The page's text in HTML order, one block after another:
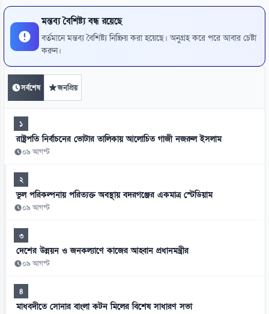
মন্তব্য বৈশিষ্ট্য বন্ধ রয়েছে
বর্তমানে মন্তব্য বৈশিষ্ট্য নিষ্ক্রিয় করা হয়েছে। অনুগ্রহ করে পরে আবার চেষ্টা
করুন।
সর্বশেষ জনপ্রিয়
১
রাষ্ট্রপতি নির্বাচনের ভোটার তালিকায় আলোচিত গাজী নজরুল ইসলাম
০৯ আগস্ট
২
ভুল পরিকল্পনায় পরিত্যক্ত অবস্থায় বদরগঞ্জের একমাত্র স্টেডিয়াম
০৯ আগস্ট
৩
দেশের উন্নয়ন ও জনকল্যাণে কাজের আহ্বান প্রধানমন্ত্রীর
০৯ আগস্ট
৪
মাধবদীতে সোনার বাংলা কটন মিলের বিশেষ সাধারণ সভা